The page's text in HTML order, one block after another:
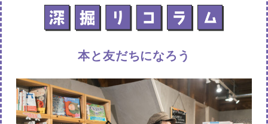
本と友だちになろう